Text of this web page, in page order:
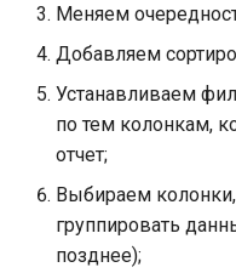
Меняем
Добавляем
Устанавливаем
по тем колонкам,
отчет;
Выбираем
группировать
позднее);